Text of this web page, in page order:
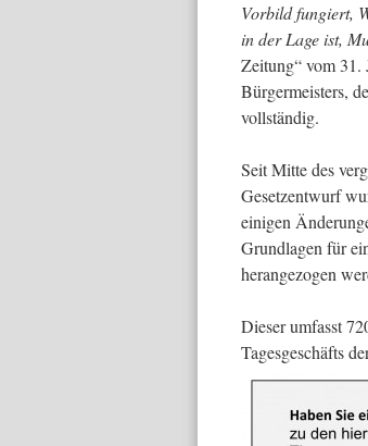
Vorbild fungiert,
in der Lage ist,
Zeitung“ vom 31.
Bürgermeisters,
vollständig.
Seit Mitte des
Gesetzentwurf
einigen
Grundlagen für
herangezogen
Dieser umfasst
Tagesgeschäfts